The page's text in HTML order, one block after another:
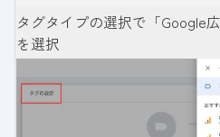
タグタイプの選択で「Google
を選択